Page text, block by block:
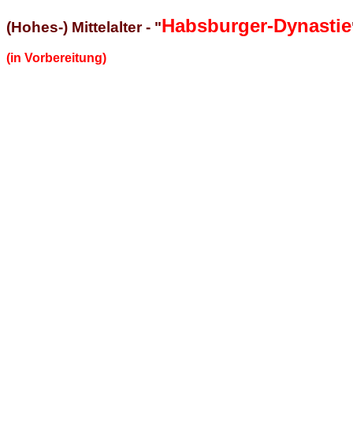
(Hohes-) Mittelalter - "Habsburger-Dynastie
(in Vorbereitung)